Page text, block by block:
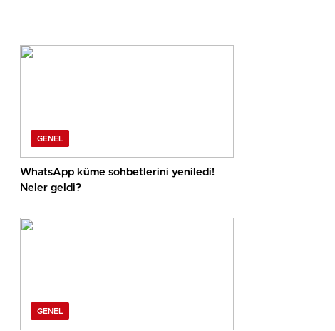
GENEL
WhatsApp küme sohbetlerini yeniledi!
Neler geldi?
GENEL